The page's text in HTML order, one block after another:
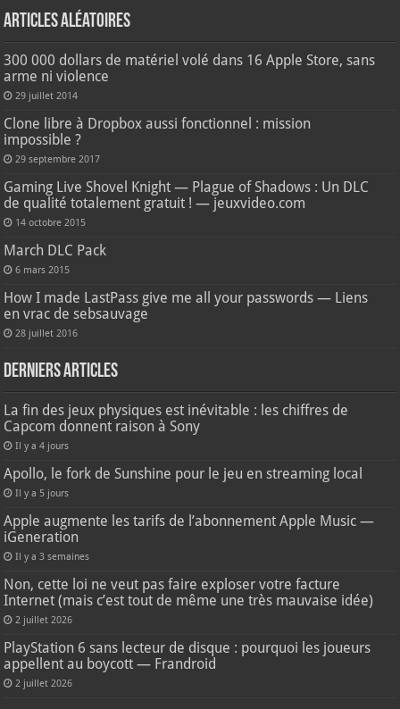
Articles aléatoires
300 000 dollars de matériel volé dans 16 Apple Store, sans
arme ni violence
29 juillet 2014
Clone libre à Dropbox aussi fonctionnel : mission
impossible ?
29 septembre 2017
Gaming Live Shovel Knight — Plague of Shadows : Un DLC
de qualité totalement gratuit ! — jeuxvideo.com
14 octobre 2015
March DLC Pack
6 mars 2015
How I made LastPass give me all your passwords — Liens
en vrac de sebsauvage
28 juillet 2016
Derniers articles
La fin des jeux physiques est inévitable : les chiffres de
Capcom donnent raison à Sony
Il y a 4 jours
Apollo, le fork de Sunshine pour le jeu en streaming local
Il y a 5 jours
Apple augmente les tarifs de l’abonnement Apple Music —
iGeneration
Il y a 3 semaines
Non, cette loi ne veut pas faire exploser votre facture
Internet (mais c’est tout de même une très mauvaise idée)
2 juillet 2026
PlayStation 6 sans lecteur de disque : pourquoi les joueurs
appellent au boycott — Frandroid
2 juillet 2026